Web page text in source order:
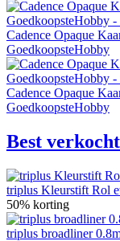
Cadence Opaque
GoedkoopsteHobby
Cadence Opaque
GoedkoopsteHobby
Best
triplus Kleurstift Rol
50% korting
triplus broadliner